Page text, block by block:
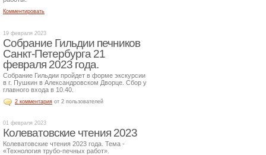
Комментировать
19 февраля 2023
Собрание Гильдии печников
Санкт-Петербурга 21
февраля 2023 года.
Собрание Гильдии пройдет в форме экскурсии
в г. Пушкин в Александровском Дворце. Сбор у
главного входа в 10.40.
2 комментария от 2 пользователей
01 февраля 2023
Колеватовские чтения 2023
Колеватовские чтения 2023 года. Тема -
«Технология трубо-печных работ».